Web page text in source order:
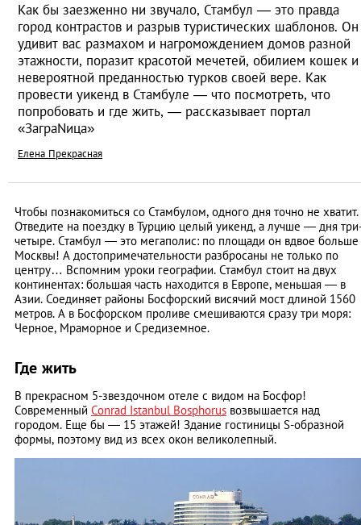
Как бы заезженно ни звучало, Стамбул — это правда
город контрастов и разрыв туристических шаблонов. Он
удивит вас размахом и нагромождением домов разной
этажности, поразит красотой мечетей, обилием кошек и
невероятной преданностью турков своей вере. Как
провести уикенд в Стамбуле — что посмотреть, что
попробовать и где жить, — рассказывает портал
«ЗаграNица»
Елена Прекрасная
Чтобы познакомиться со Стамбулом, одного дня точно не хватит.
Отведите на поездку в Турцию целый уикенд, а лучше — дня
четыре. Стамбул — это мегаполис: по площади он вдвое больше
Москвы! А достопримечательности разбросаны не только по
центру… Вспомним уроки географии. Стамбул стоит на двух
континентах: большая часть находится в Европе, меньшая — в
Азии. Соединяет районы Босфорский висячий мост длиной 1560
метров. А в Босфорском проливе смешиваются сразу три моря:
Черное, Мраморное и Средиземное.
Где жить
В прекрасном 5-звездочном отеле с видом на Босфор!
Современный Conrad Istanbul Bosphorus возвышается над
городом. Еще бы — 15 этажей! Здание гостиницы S-образной
формы, поэтому вид из всех окон великолепный.